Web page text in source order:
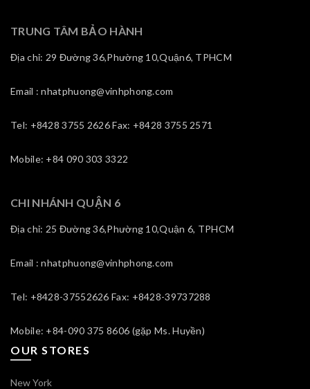
TRUNG TÂM BẢO HÀNH
Địa chỉ: 29 Đường 36,Phường 10,Quận6, TPHCM
Email : nhatphuong@vinhphong.com
Tel: +8428 3755 2626 Fax: +8428 3755 2571
Mobile: +84 090 303 3322
CHI NHÁNH QUẬN 6
Địa chỉ: 25 Đường 36,Phường 10,Quận 6, TPHCM
Email : nhatphuong@vinhphong.com
Tel: +8428-37552626 Fax: +8428-39737288
Mobile: +84-090 375 8606 (gặp Ms. Huyền)
OUR STORES
New York